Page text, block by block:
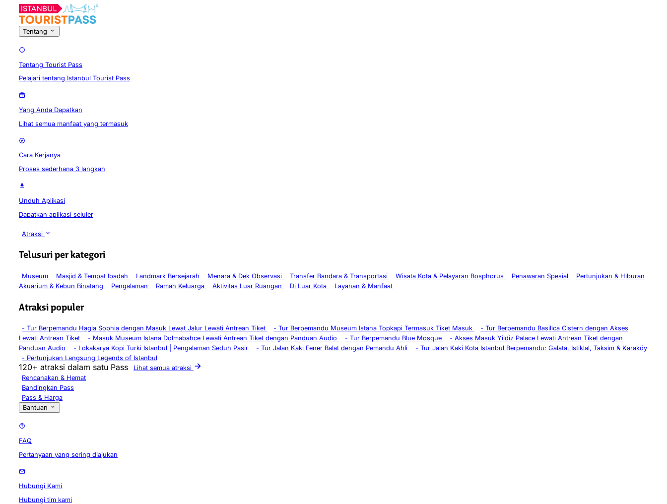
Tentang
Tentang Tourist Pass
Pelajari tentang Istanbul Tourist Pass
Yang Anda Dapatkan
Lihat semua manfaat yang termasuk
Cara Kerjanya
Proses sederhana 3 langkah
Unduh Aplikasi
Dapatkan aplikasi seluler
Atraksi
Telusuri per kategori
Museum Masjid & Tempat Ibadah Landmark Bersejarah Menara & Dek Observasi Transfer Bandara & Transportasi Wisata Kota & Pelayaran Bosphorus Penawaran Spesial
Pertunjukan & Hiburan
Akuarium & Kebun Binatang
Pengalaman Ramah Keluarga Aktivitas Luar Ruangan Di Luar Kota Layanan & Manfaat
Atraksi populer
- Tur Berpemandu Hagia Sophia dengan Masuk Lewat Jalur Lewati Antrean Tiket - Tur Berpemandu Museum Istana Topkapi Termasuk Tiket Masuk - Tur Berpemandu Basilica Cistern dengan Akses
Lewati Antrean Tiket
- Masuk Museum Istana Dolmabahce Lewati Antrean Tiket dengan Panduan Audio - Tur Berpemandu Blue Mosque - Akses Masuk Yildiz Palace Lewati Antrean Tiket dengan
Panduan Audio
- Lokakarya Kopi Turki Istanbul | Pengalaman Seduh Pasir - Tur Jalan Kaki Fener Balat dengan Pemandu Ahli - Tur Jalan Kaki Kota Istanbul Berpemandu: Galata, Istiklal, Taksim & Karaköy
- Pertunjukan Langsung Legends of Istanbul
120+ atraksi dalam satu Pass
Lihat semua atraksi
Rencanakan & Hemat
Bandingkan Pass
Pass & Harga
Bantuan
FAQ
Pertanyaan yang sering diajukan
Hubungi Kami
Hubungi tim kami